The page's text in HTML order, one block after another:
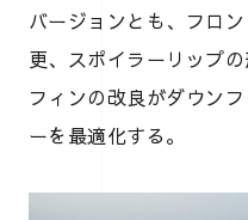
バージョンとも、フロ
更、スポイラーリップ
フィンの改良がダウン
ーを最適化する。